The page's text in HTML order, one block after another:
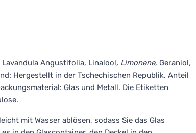
Angustifolia, Linalool, Limonene, Geraniol,
Hergestellt in der Tschechischen Republik. Anteil
Glas und Metall. Die Etiketten
mit Wasser ablösen, sodass Sie das Glas